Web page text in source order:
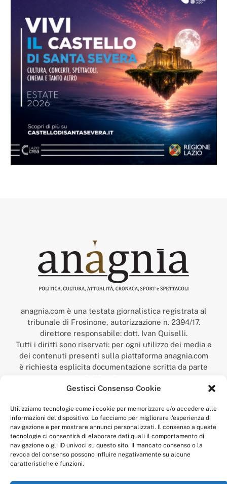
Gestisci Consenso Cookie
Utilizziamo tecnologie come i cookie per memorizzare e/o accedere alle
informazioni del dispositivo. Lo facciamo per migliorare l'esperienza di
navigazione e per mostrare annunci personalizzati. Il consenso a queste
tecnologie ci consentirà di elaborare dati quali il comportamento di
navigazione o gli ID univoci su questo sito. Il mancato consenso o la
revoca del consenso possono influire negativamente su alcune
caratteristiche e funzioni.
anagnia.com è una testata giornalistica registrata al
tribunale di Frosinone, autorizzazione n. 2394/17.
direttore responsabile: dott. Ivan Quiselli.
Tutti i diritti sono riservati: per ogni utilizzo dei media e
dei contenuti presenti sulla piattaforma anagnia.com
è richiesta esplicita documentazione scritta da parte
della redazione.
“Anagnia” è un marchio registrato presso l’Ufficio Italiano
Economico,
num. registrazione: 302017000014044 del 9 febbraio 2017.
Per contatti:redazione@anagnia.com